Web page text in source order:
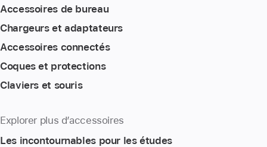
Accessoires de bureau
Chargeurs et adaptateurs
Accessoires connectés
Coques et protections
Claviers et souris
Explorer plus d’accessoires
Les incontournables pour les études